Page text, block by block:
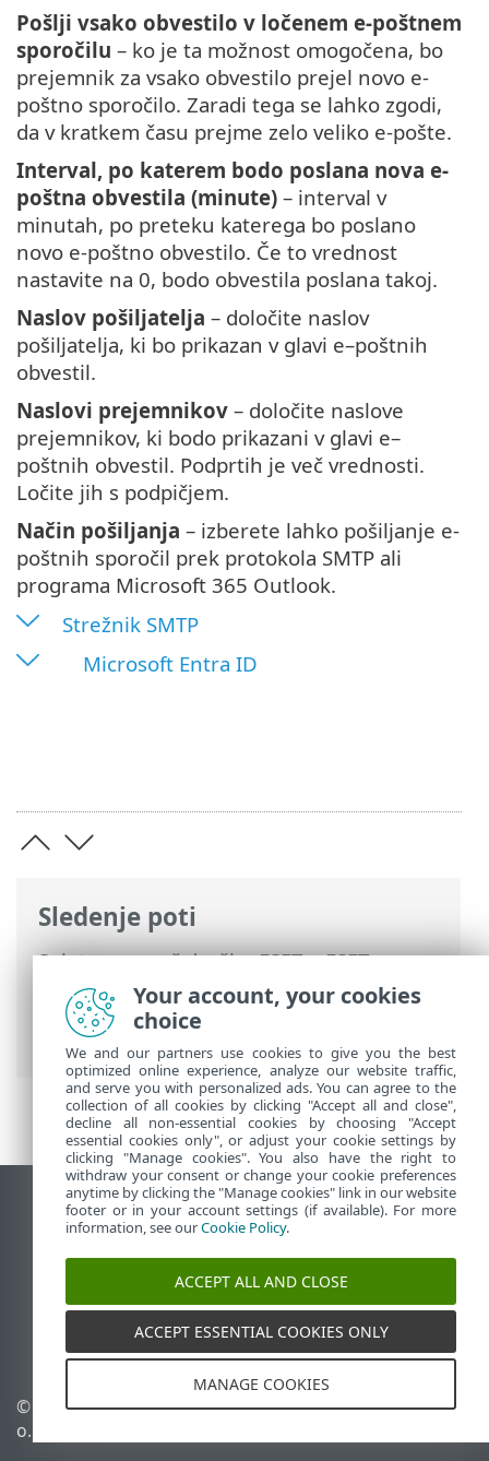
Sledenje poti
Spletna pomoč družbe ESET>ESET
Endpoint Antivirus>Napredne nastavitve
Obvestila>Obvestila na namizju
Posredovanje
Pošlji vsako obvestilo v ločenem e-poštnem
sporočilu – ko je ta možnost omogočena, bo
prejemnik za vsako obvestilo prejel novo e-
poštno sporočilo. Zaradi tega se lahko zgodi,
da v kratkem času prejme zelo veliko e-pošte.
Interval, po katerem bodo poslana nova e-
poštna obvestila (minute) – interval v
minutah, po preteku katerega bo poslano
novo e-poštno obvestilo. Če to vrednost
nastavite na 0, bodo obvestila poslana takoj.
Naslov pošiljatelja – določite naslov
pošiljatelja, ki bo prikazan v glavi e–poštnih
obvestil.
Naslovi prejemnikov – določite naslove
prejemnikov, ki bodo prikazani v glavi e–
poštnih obvestil. Podprtih je več vrednosti.
Ločite jih s podpičjem.
Način pošiljanja – izberete lahko pošiljanje e-
poštnih sporočil prek protokola SMTP ali
programa Microsoft 365 Outlook.
Strežnik SMTP
Microsoft Entra ID
Prikaz mesta na namizju
End of Life
Zbirka znanja družbe ESET
Forum družbe ESET
ESET Status Portal
Podpora v regiji
© 1992 - 2026 ESET, spol. s r.
o. – Vse pravice pridržane.
Upravljanje piškotkov
Your account, your cookies
choice
We and our partners use cookies to give you the best
optimized online experience, analyze our website traffic,
and serve you with personalized ads. You can agree to the
collection of all cookies by clicking "Accept all and close",
decline all non-essential cookies by choosing "Accept
essential cookies only", or adjust your cookie settings by
clicking "Manage cookies". You also have the right to
withdraw your consent or change your cookie preferences
anytime by clicking the "Manage cookies" link in our website
footer or in your account settings (if available). For more
information, see ourCookie Policy.
ACCEPT ALL AND CLOSE
ACCEPT ESSENTIAL COOKIES ONLY
MANAGE COOKIES